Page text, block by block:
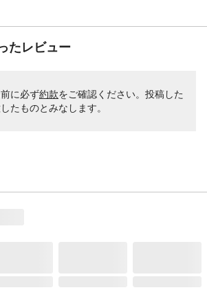
たレビュー
に必ず約款をご確認ください。投稿した
たものとみなします。